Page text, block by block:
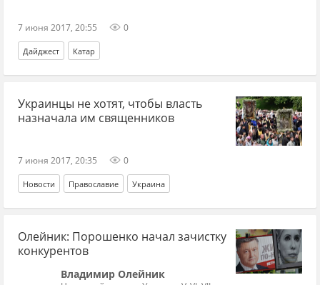
7 июня 2017, 20:55 0
Дайджест Катар
Украинцы не хотят, чтобы власть
назначала им священников
7 июня 2017, 20:35 0
Новости Православие Украина
Олейник: Порошенко начал зачистку
конкурентов
Владимир Олейник